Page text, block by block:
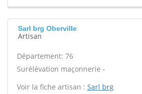
Sarl brg Oberville
Artisan
Département: 76
Surélévation maçonnerie -
Voir la fiche artisan : Sarl brg